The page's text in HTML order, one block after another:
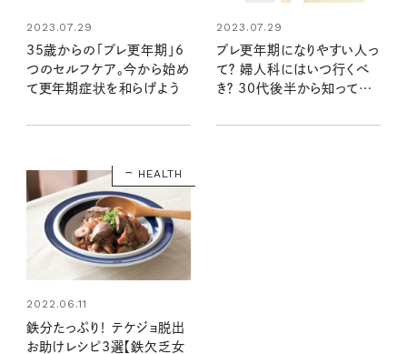
2023.07.29
35歳からの「プレ更年期」6
つのセルフケア。今から始め
て更年期症状を和らげよう
2023.07.29
プレ更年期になりやすい人っ
て？ 婦人科にはいつ行くべ
き？ 30代後半から知ってお
HEALTH
2022.06.11
鉄分たっぷり！ テケジョ脱出
お助けレシピ3選【鉄欠乏女